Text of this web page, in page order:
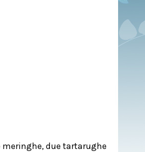
due tartarughe